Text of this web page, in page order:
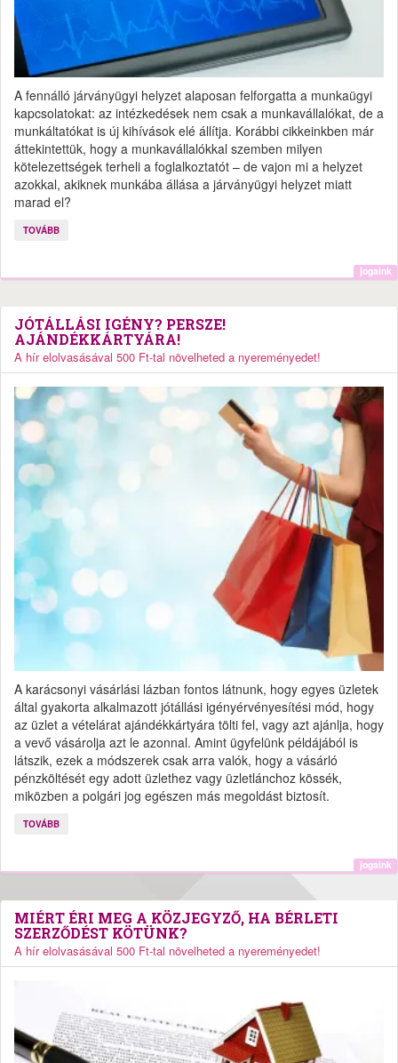
A fennálló járványügyi helyzet alaposan felforgatta a munkaügyi
kapcsolatokat: az intézkedések nem csak a munkavállalókat, de a
munkáltatókat is új kihívások elé állítja. Korábbi cikkeinkben már
áttekintettük, hogy a munkavállalókkal szemben milyen
kötelezettségek terheli a foglalkoztatót – de vajon mi a helyzet
azokkal, akiknek munkába állása a járványügyi helyzet miatt
marad el?
TOVÁBB
jogaink
JÓTÁLLÁSI IGÉNY? PERSZE!
AJÁNDÉKKÁRTYÁRA!
A hír elolvasásával 500 Ft-tal növelheted a nyereményedet!
A karácsonyi vásárlási lázban fontos látnunk, hogy egyes üzletek
által gyakorta alkalmazott jótállási igényérvényesítési mód, hogy
az üzlet a vételárat ajándékkártyára tölti fel, vagy azt ajánlja, hogy
a vevő vásárolja azt le azonnal. Amint ügyfelünk példájából is
látszik, ezek a módszerek csak arra valók, hogy a vásárló
pénzköltését egy adott üzlethez vagy üzletlánchoz kössék,
miközben a polgári jog egészen más megoldást biztosít.
TOVÁBB
jogaink
MIÉRT ÉRI MEG A KÖZJEGYZŐ, HA BÉRLETI
SZERZŐDÉST KÖTÜNK?
A hír elolvasásával 500 Ft-tal növelheted a nyereményedet!